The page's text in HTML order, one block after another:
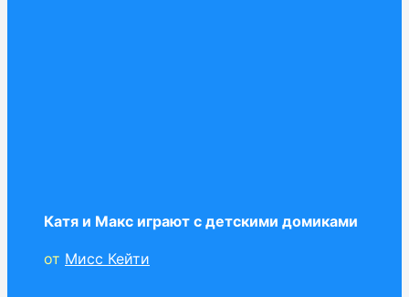
Катя и Макс играют с детскими домиками
от Мисс Кейти